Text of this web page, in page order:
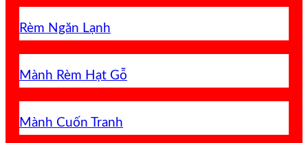
Rèm Ngăn Lạnh
Mành Rèm Hạt Gỗ
Mành Cuốn Tranh